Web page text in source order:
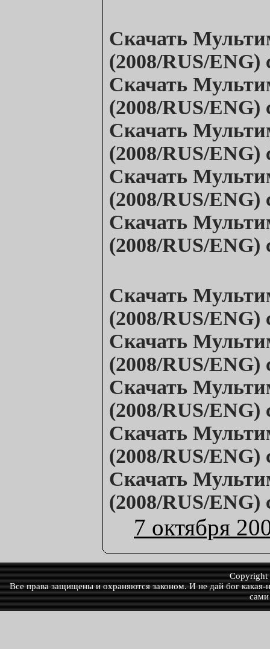
Скачать
(2008/RUS/ENG)
Скачать
(2008/RUS/ENG)
Скачать
(2008/RUS/ENG)
Скачать
(2008/RUS/ENG)
Скачать
(2008/RUS/ENG)
Скачать
(2008/RUS/ENG)
Скачать
(2008/RUS/ENG)
Скачать
(2008/RUS/ENG)
Скачать
(2008/RUS/ENG)
Скачать
(2008/RUS/ENG)
7 октября
Все права защищены и охраняются законом. И не дай бог какая-
сами